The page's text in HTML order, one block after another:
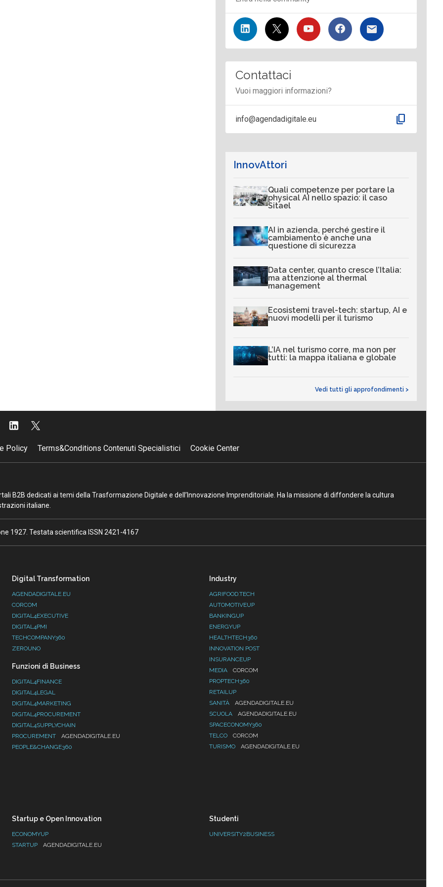
Contattaci
Vuoi maggiori informazioni?
info@agendadigitale.eu content_copy
InnovAttori
Quali competenze per portare la
physical AI nello spazio: il caso
Sitael
AI in azienda, perché gestire il
cambiamento è anche una
questione di sicurezza
Data center, quanto cresce l’Italia:
ma attenzione al thermal
management
Ecosistemi travel-tech: startup, AI e
nuovi modelli per il turismo
L’IA nel turismo corre, ma non per
tutti: la mappa italiana e globale
Vedi tutti gli approfondimenti >
Policy Terms&Conditions Contenuti Specialistici Cookie Center
B2B dedicati ai temi della Trasformazione Digitale e dell’Innovazione Imprenditoriale. Ha la missione di diffondere la cultura
italiane.
1927. Testata scientifica ISSN 2421-4167
Digital Transformation
AGENDADIGITALE.EU
CORCOM
DIGITAL4EXECUTIVE
DIGITAL4PMI
TECHCOMPANY360
ZEROUNO
Funzioni di Business
DIGITAL4FINANCE
DIGITAL4LEGAL
DIGITAL4MARKETING
DIGITAL4PROCUREMENT
DIGITAL4SUPPLYCHAIN
PROCUREMENT
AGENDADIGITALE.EU
PEOPLE&CHANGE360
Industry
AGRIFOOD.TECH
AUTOMOTIVEUP
BANKINGUP
ENERGYUP
HEALTHTECH360
INNOVATION POST
INSURANCEUP
MEDIA
CORCOM
PROPTECH360
RETAILUP
SANITÀ
AGENDADIGITALE.EU
SCUOLA
AGENDADIGITALE.EU
SPACECONOMY360
TELCO
CORCOM
TURISMO
AGENDADIGITALE.EU
Startup e Open Innovation
ECONOMYUP
STARTUP
AGENDADIGITALE.EU
Studenti
UNIVERSITY2BUSINESS